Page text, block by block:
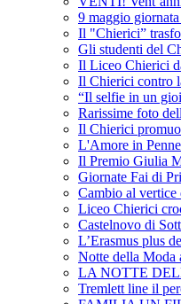
9 maggio
Il "Chierici”
Gli studenti del
Il Liceo Chierici
Il Chierici contro
“Il selfie in un
Rarissime foto
Il Chierici
L'Amore in
Il Premio Giulia
Giornate Fai di
Cambio al
Liceo Chierici
Castelnovo di
L’Erasmus plus
Notte della Moda
LA NOTTE
Tremlett line il